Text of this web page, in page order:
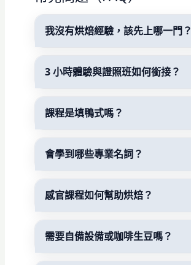
我沒有烘焙經驗，該先上哪一門？
3 小時體驗與證照班如何銜接？
課程是填鴨式嗎？
會學到哪些專業名詞？
感官課程如何幫助烘焙？
需要自備設備或咖啡生豆嗎？